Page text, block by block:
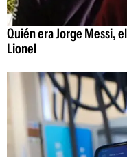
Quién era Jorge Messi,
Lionel